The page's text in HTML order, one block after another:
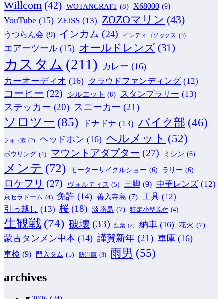
Willcom (42) WOTANCRAFT (8) X68000 (9)
YouTube (15) ZEISS (13) ZOZOマリン (43)
うつらん会 (9) インカム (24) インディゴソックス (3)
エアーツール (15) オールドレンズ (31)
カスタム (211) カレー (16)
カーオーディオ (16) クラウドファンディング (12)
コーヒー (22) シルエット (8) スタンプラリー (13)
ステッカー (20) スニーカー (21)
ソロツー (85) ドナドナ (13) バイク部 (46)
フォト蔵 (2) ヘッドホン (16) ヘルメット (52)
ボウリング (4) マウントアダプター (27) ミシン (6)
メンテ (72) モーターサイクルショー (6) ラリー (6)
ロケフリ (27) ヴォルティス (5) 三脚 (9) 中華レンズ (12)
京セラドーム (4) 免許 (14) 善入寺島 (7) 工具 (12)
引っ越し (13) 桜 (18) 淡路島 (7) 特定小型原付 (4)
生観戦 (74) 破壊 (33) 紅葉 (2) 納車 (16) 花火 (7)
蒙古タンメン中本 (14) 謹賀新年 (21) 車庫 (16)
車検 (9) 門入ダム (5) 防湿庫 (3) 雨男 (55)
archives